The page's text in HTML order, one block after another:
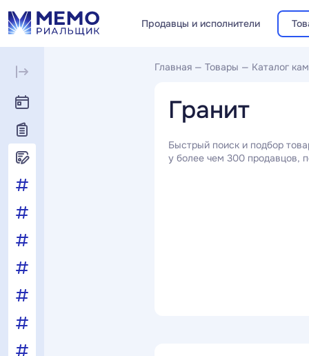
Продавцы и исполнители
Главная — Товары — Каталог
Гранит
Быстрый поиск и подбор
у более чем 300 продавцов,